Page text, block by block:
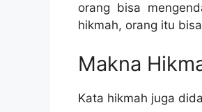
orang bisa
hikmah, orang itu
Makna
Kata hikmah juga